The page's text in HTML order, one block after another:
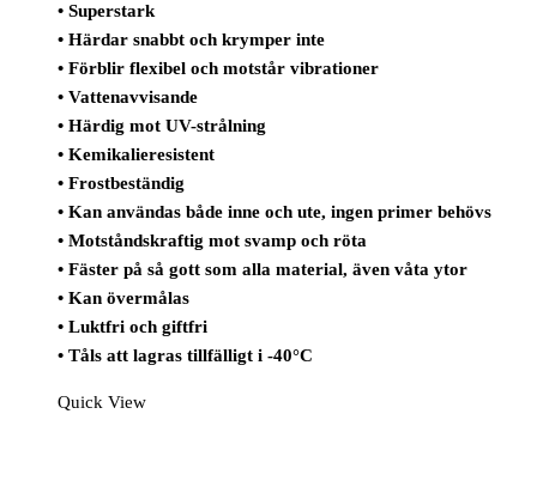
• Superstark
• Härdar snabbt och krymper inte
• Förblir flexibel och motstår vibrationer
• Vattenavvisande
• Härdig mot UV-strålning
• Kemikalieresistent
• Frostbeständig
• Kan användas både inne och ute, ingen primer behövs
• Motståndskraftig mot svamp och röta
• Fäster på så gott som alla material, även våta ytor
• Kan övermålas
• Luktfri och giftfri
• Tåls att lagras tillfälligt i -40°C
Quick View